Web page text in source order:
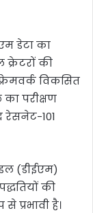
डेटा का
की
विकसित
परीक्षण
101
(डीईएम)
की
है।